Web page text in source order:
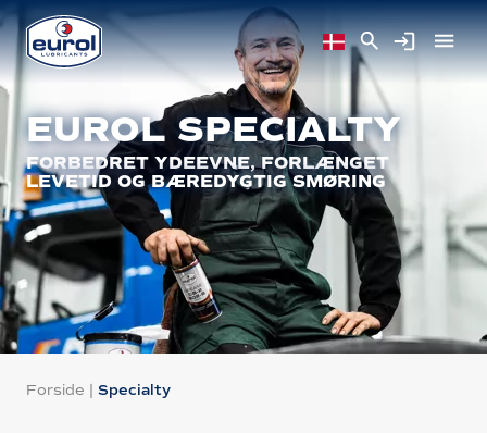
EUROL SPECIALTY
FORBEDRET YDEEVNE, FORLÆNGET
LEVETID OG BÆREDYGTIG SMØRING
Forside | Specialty